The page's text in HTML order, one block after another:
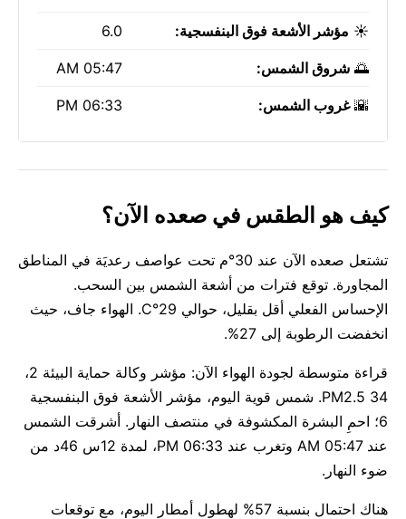
☀️ مؤشر الأشعة فوق البنفسجية: 6.0
🌅 شروق الشمس: 05:47 AM
🌇غروب الشمس: 06:33 PM
كيف هو الطقس في صعده الآن؟
تشتعل صعده الآن عند 30°م تحت عواصف رعديَة في المناطق
المجاورة. توقع فترات من أشعة الشمس بين السحب.
الإحساس الفعلي أقل بقليل، حوالي 29°C. الهواء جاف، حيث
انخفضت الرطوبة إلى 27%.
قراءة متوسطة لجودة الهواء الآن: مؤشر وكالة حماية البيئة 2،
PM2.5 34. شمس قوية اليوم، مؤشر الأشعة فوق البنفسجية
6؛ احمِ البشرة المكشوفة في منتصف النهار. أشرقت الشمس
عند 05:47 AM وتغرب عند 06:33 PM، لمدة 12س 46د من
ضوء النهار.
هناك احتمال بنسبة 57% لهطول أمطار اليوم، مع توقعات